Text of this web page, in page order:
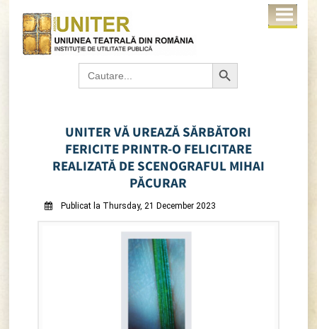
Search
for:
Search Button
UNITER VĂ UREAZĂ SĂRBĂTORI
FERICITE PRINTR-O FELICITARE
REALIZATĂ DE SCENOGRAFUL MIHAI
PĂCURAR
Publicat la Thursday, 21 December 2023